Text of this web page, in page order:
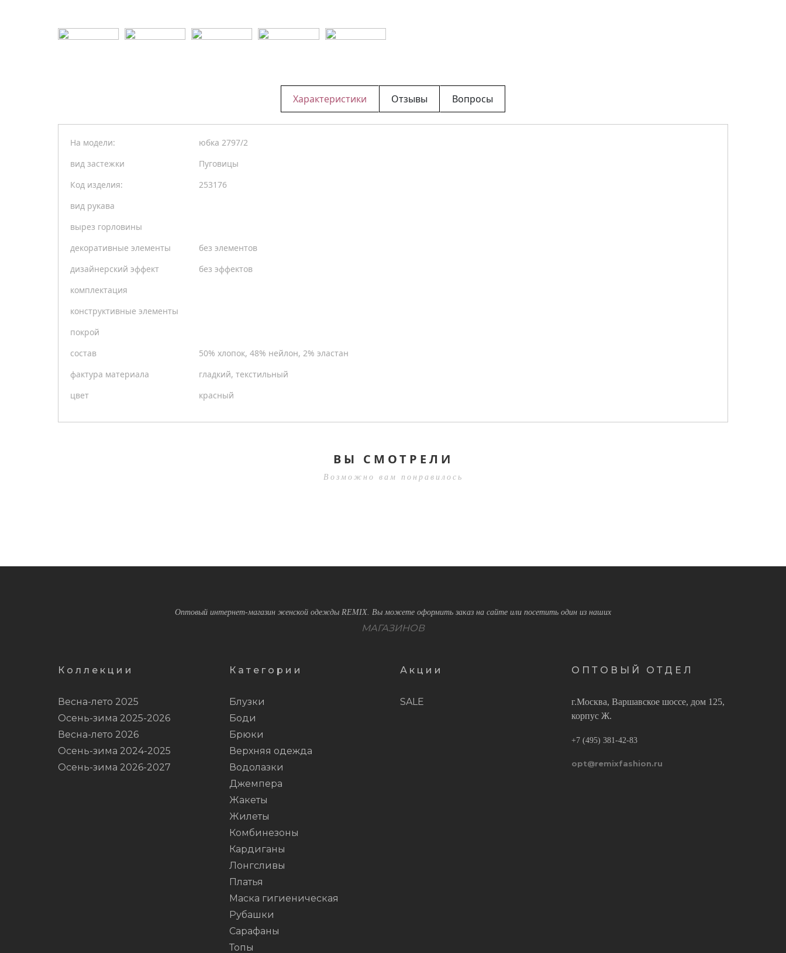
Характеристики Отзывы Вопросы
На модели:
юбка 2797/2
вид застежки
Пуговицы
Код изделия:
253176
вид рукава
вырез горловины
декоративные элементы
без элементов
дизайнерский эффект
без эффектов
комплектация
конструктивные элементы
покрой
состав
50% хлопок, 48% нейлон, 2% эластан
фактура материала
гладкий, текстильный
цвет
красный
ВЫ СМОТРЕЛИ
Возможно вам понравилось
Оптовый интернет-магазин женской одежды REMIX. Вы можете оформить заказ на сайте или посетить один из наших
МАГАЗИНОВ
Коллекции
Весна-лето 2025
Осень-зима 2025-2026
Весна-лето 2026
Осень-зима 2024-2025
Осень-зима 2026-2027
Категории
Блузки
Боди
Брюки
Верхняя одежда
Водолазки
Джемпера
Жакеты
Жилеты
Комбинезоны
Кардиганы
Лонгсливы
Платья
Маска гигиеническая
Рубашки
Сарафаны
Топы
Акции
SALE
ОПТОВЫЙ ОТДЕЛ
г.Москва, Варшавское шоссе, дом 125,
корпус Ж.
+7 (495) 381-42-83
opt@remixfashion.ru